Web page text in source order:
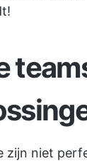
zijn niet